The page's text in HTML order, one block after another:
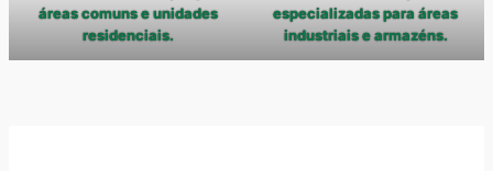
áreas comuns e unidades
residenciais.
especializadas para áreas
industriais e armazéns.